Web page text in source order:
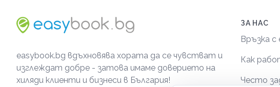
easybook.bg вдъхновява хората да се чувстват и
изглеждат добре - затова имаме доверието на
хиляди клиенти и бизнеси в България!
ЗА НАС
Връзка с
Как
Често